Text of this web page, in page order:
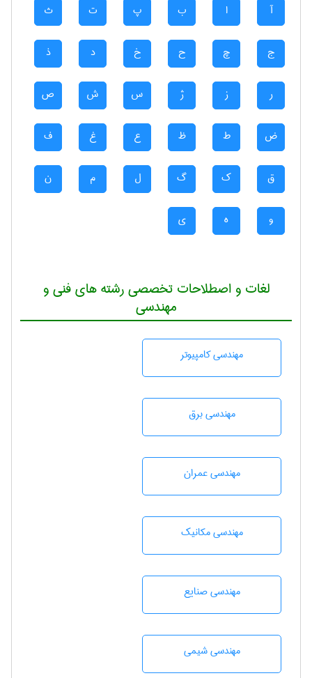
آ ا ب پ ت ث
ج چ ح خ د ذ
ر ز ژ س ش ص
ض ط ظ ع غ ف
ق ک گ ل م ن
و ه ی
لغات و اصطلاحات تخصصی رشته های فنی و
مهندسی
مهندسی كامپيوتر
مهندسی برق
مهندسی عمران
مهندسی مکانیک
مهندسی صنايع
مهندسي شيمی